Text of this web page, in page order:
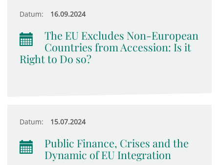
Datum: 16.09.2024
The EU Excludes Non-European
Countries from Accession: Is it
Right to Do so?
Datum: 15.07.2024
Public Finance, Crises and the
Dynamic of EU Integration